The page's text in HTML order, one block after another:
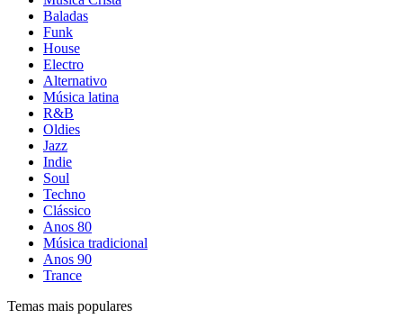
Baladas
Funk
House
Electro
Alternativo
Música latina
R&B
Oldies
Jazz
Indie
Soul
Techno
Clássico
Anos 80
Música tradicional
Anos 90
Trance
Temas mais populares